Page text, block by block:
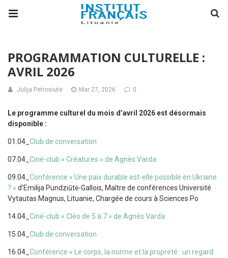
PROGRAMMATION CULTURELLE :
AVRIL 2026
Julija Petrosiute Mar 27, 2026 0
Le programme culturel du mois d’avril 2026 est désormais
disponible :
01.04_ Club de conversation
07.04_ Ciné-club « Créatures » de Agnès Varda
09.04_ Conférence « Une paix durable est-elle possible en Ukraine
? » d’Emilija Pundziūtė-Gallois, Maître de conférences Université
Vytautas Magnus, Lituanie, Chargée de cours à Sciences Po
14.04_ Ciné-club « Cléo de 5 à 7 » de Agnès Varda
15.04_ Club de conversation
16.04_ Conférence « Le corps, la norme et la propreté : un regard